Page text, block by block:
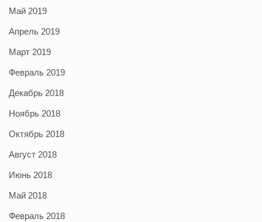
Май 2019
Апрель 2019
Март 2019
Февраль 2019
Декабрь 2018
Ноябрь 2018
Октябрь 2018
Август 2018
Июнь 2018
Май 2018
Февраль 2018